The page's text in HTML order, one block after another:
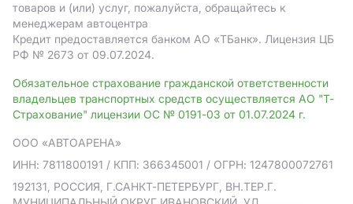
товаров и (или) услуг, пожалуйста, обращайтесь к
менеджерам автоцентра
Кредит предоставляется банком АO «ТБанк». Лицензия ЦБ
РФ № 2673 от 09.07.2024.
Обязательное страхование гражданской ответственности
владельцев транспортных средств осуществляется АО "Т-
Страхование" лицензии ОС № 0191-03 от 01.07.2024 г.
ООО «АВТОАРЕНА»
ИНН: 7811800191 / КПП: 366345001 / ОГРН: 1247800072761
192131, РОССИЯ, Г.САНКТ-ПЕТЕРБУРГ, ВН.ТЕР.Г.